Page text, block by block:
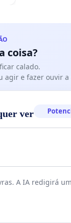
coisa?
calado.
e fazer ouvir a
ver
A IA redigirá